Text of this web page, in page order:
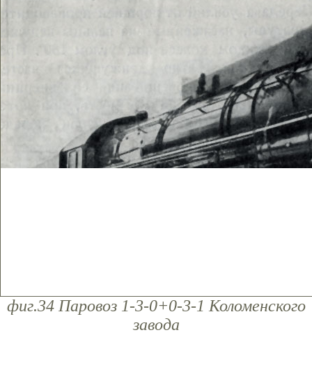
фиг.34 Паровоз 1-3-0+0-3-1 Коломенского
завода